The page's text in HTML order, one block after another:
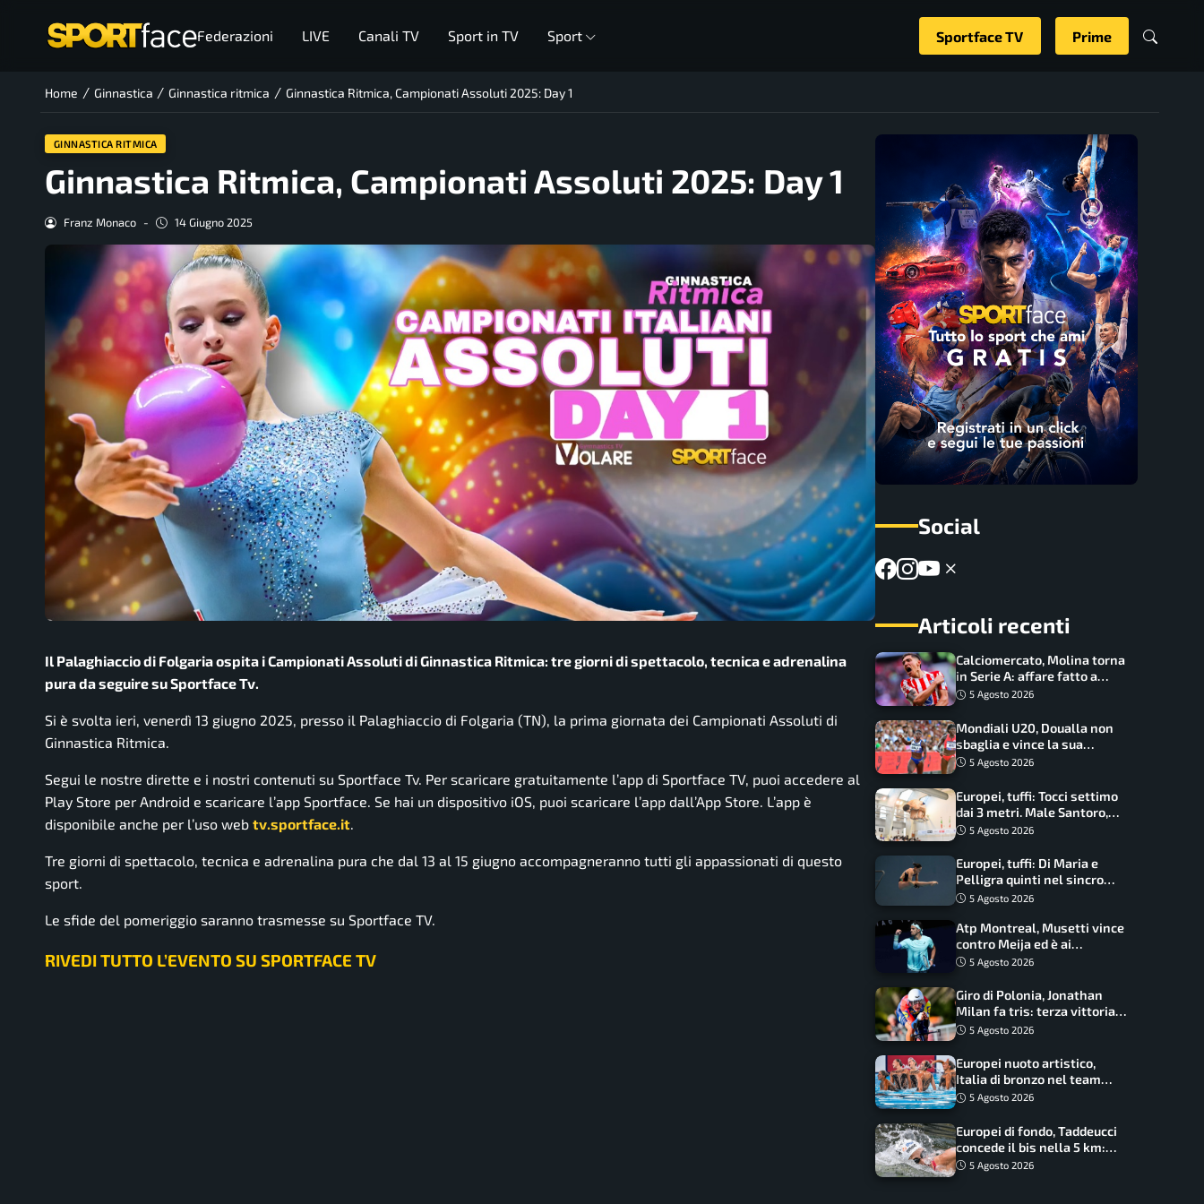
Federazioni LIVE Canali TV Sport in TV Sport Sportface TV Prime
Home / Ginnastica / Ginnastica ritmica / Ginnastica Ritmica, Campionati Assoluti 2025: Day 1
GINNASTICA RITMICA
Ginnastica Ritmica, Campionati Assoluti 2025: Day 1
Franz Monaco - 14 Giugno 2025
Il Palaghiaccio di Folgaria ospita i Campionati Assoluti di Ginnastica Ritmica: tre giorni di spettacolo, tecnica e adrenalina
pura da seguire su Sportface Tv.
Si è svolta ieri, venerdì 13 giugno 2025, presso il Palaghiaccio di Folgaria (TN), la prima giornata dei Campionati Assoluti di
Ginnastica Ritmica.
Segui le nostre dirette e i nostri contenuti su Sportface Tv. Per scaricare gratuitamente l’app di Sportface TV, puoi accedere al
Play Store per Android e scaricare l’app Sportface. Se hai un dispositivo iOS, puoi scaricare l’app dall’App Store. L’app è
disponibile anche per l’uso web tv.sportface.it.
Tre giorni di spettacolo, tecnica e adrenalina pura che dal 13 al 15 giugno accompagneranno tutti gli appassionati di questo
sport.
Le sfide del pomeriggio saranno trasmesse su Sportface TV.
RIVEDI TUTTO L’EVENTO SU SPORTFACE TV
Social
Articoli recenti
Calciomercato, Molina torna
in Serie A: affare fatto a
cifre sorprendenti
5 Agosto 2026
Mondiali U20, Doualla non
sbaglia e vince la sua
batteria sui 100 metri:
5 Agosto 2026
Europei, tuffi: Tocci settimo
dai 3 metri. Male Santoro,
Wesemann si prende l’oro
5 Agosto 2026
Europei, tuffi: Di Maria e
Pelligra quinti nel sincro
misto. Oro all’Ucraina
5 Agosto 2026
Atp Montreal, Musetti vince
contro Meija ed è ai
sedicesimi
5 Agosto 2026
Giro di Polonia, Jonathan
Milan fa tris: terza vittoria
consecutiva e primato
5 Agosto 2026
Europei nuoto artistico,
Italia di bronzo nel team
acrobatic: terzo podio
5 Agosto 2026
Europei di fondo, Taddeucci
concede il bis nella 5 km:
oro azzurro, Pozzobon
5 Agosto 2026